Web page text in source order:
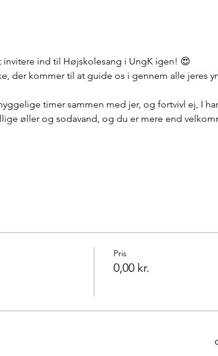
ind til Højskolesang i UngK igen! 😍
der kommer til at guide os i gennem alle jeres
timer sammen med jer, og fortvivl ej, I
øller og sodavand, og du er mere end
Pris
0,00 kr.